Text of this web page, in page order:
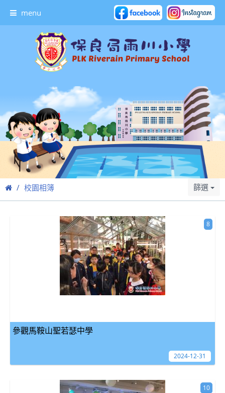
menu
校園相簿 篩選
參觀馬鞍山聖若瑟中學
8
2024-12-31
10